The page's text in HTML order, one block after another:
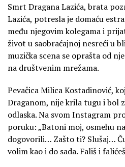
Smrt Dragana Lazića, brata
Lazića, potresla je domaću
među njegovim kolegama i
život u saobraćajnoj nesreći u
muzička scena se oprašta od
na društvenim mrežama.
Pevačica Milica Kostadinović,
Draganom, nije krila tugu i bol
odlaska. Na svom Instagram
poruku: „Batoni moj, osmehu
dogovorili… Zašto ti? Slušaj…
volim kao i do sada. Fališ i